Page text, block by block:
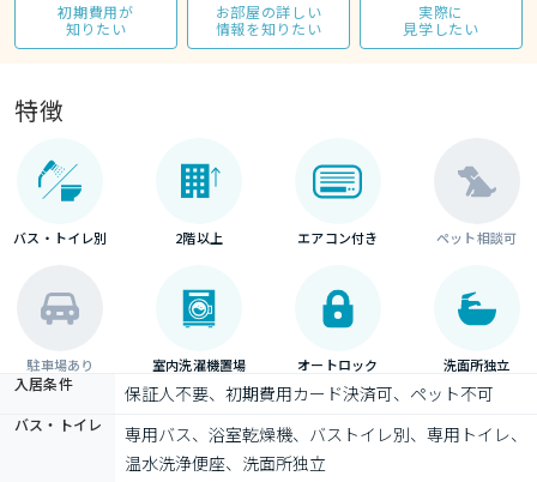
初期費用が
知りたい
お部屋の詳しい
情報を知りたい
実際に
見学したい
特徴
バス・トイレ別 2階以上 エアコン付き ペット相談可
駐車場あり 室内洗濯機置場 オートロック 洗面所独立
入居条件 保証人不要、初期費用カード決済可、ペット不可
バス・トイレ
専用バス、浴室乾燥機、バストイレ別、専用トイレ、
温水洗浄便座、洗面所独立